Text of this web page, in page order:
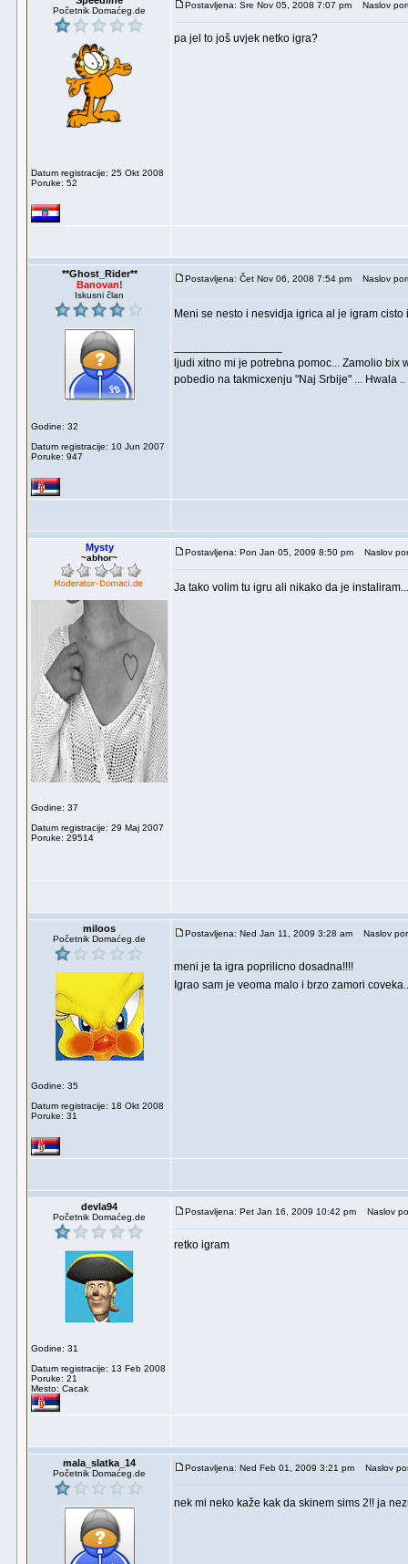
Početnik Domaćeg.de
Datum registracije: 25 Okt 2008
Poruke: 52
Postavljena: Sre Nov 05, 2008 7:07 pm Naslov
pa jel to još uvjek netko igra?
**Ghost_Rider**
Banovan!
Iskusni član
Godine: 32
Datum registracije: 10 Jun 2007
Poruke: 947
Postavljena: Čet Nov 06, 2008 7:54 pm Naslov
Meni se nesto i nesvidja igrica al je igram
ljudi xitno mi je potrebna pomoc... Zamolio
pobedio na takmicxenju "Naj Srbije" ... Hwala
Mysty
~abhor~
Godine: 37
Datum registracije: 29 Maj 2007
Poruke: 29514
Postavljena: Pon Jan 05, 2009 8:50 pm Naslov
Ja tako volim tu igru ali nikako da je
miloos
Početnik Domaćeg.de
Godine: 35
Datum registracije: 18 Okt 2008
Poruke: 31
Postavljena: Ned Jan 11, 2009 3:28 am Naslov
meni je ta igra poprilicno dosadna!!!!
Igrao sam je veoma malo i brzo zamori
devla94
Početnik Domaćeg.de
Godine: 31
Datum registracije: 13 Feb 2008
Poruke: 21
Mesto: Cacak
Postavljena: Pet Jan 16, 2009 10:42 pm Naslov
retko igram
mala_slatka_14
Početnik Domaćeg.de
Postavljena: Ned Feb 01, 2009 3:21 pm Naslov
nek mi neko kaže kak da skinem sims 2!! ja